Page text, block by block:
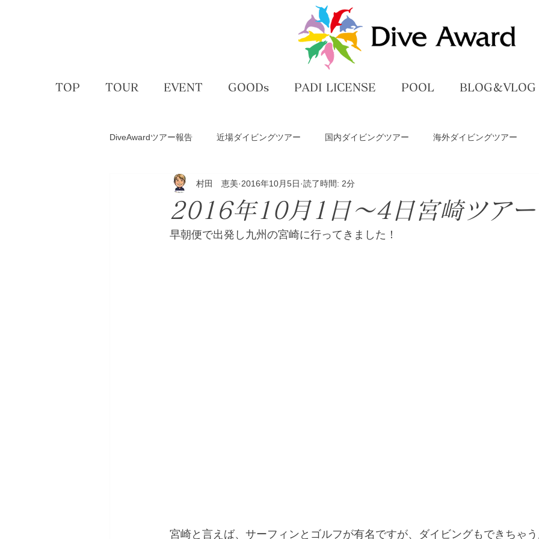
TOP TOUR EVENT GOODs PADI LICENSE POOL BLOG＆VLOG
DiveAwardツアー報告 近場ダイビングツアー 国内ダイビングツアー 海外ダイビングツアー
アクティビティー ゴルフコンペ ダイビングライセンス講習
スキー＆スノボ 体験ダイビング
2016年10月1日～4日宮崎ツアー
村田 恵美 2016年10月5日 読了時間: 2分
早朝便で出発し九州の宮崎に行ってきました！
宮崎と言えば、サーフィンとゴルフが有名ですが、ダイビングもできちゃう